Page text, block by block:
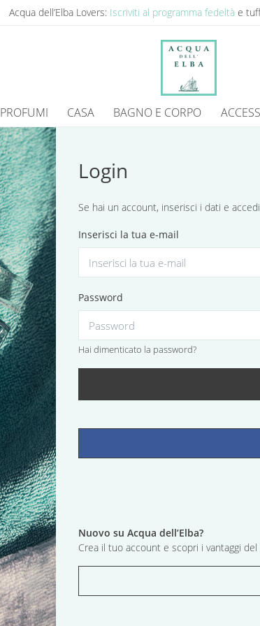
Acqua dell’Elba Lovers: Iscriviti al programma fedeltàe
PROFUMI CASA BAGNO E CORPO
Login
Se hai un account, inserisci i dati e
Inserisci la tua e-mail
Password
Hai dimenticato la password?
Nuovo su Acqua dell’Elba?
Crea il tuo account e scopri i vantaggi del